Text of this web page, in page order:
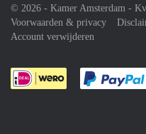
© 2026 - Kamer Amsterdam -
Voorwaarden & privacy
Account verwijderen